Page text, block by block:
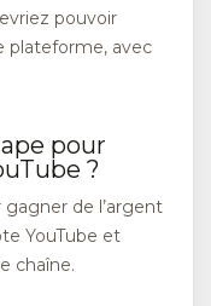
pouvoir
plateforme, avec
pour
?
de l’argent
YouTube et
chaîne.